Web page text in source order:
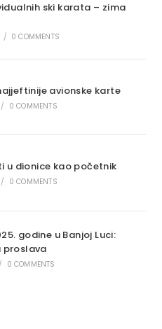
ski karata – zima
/ 0 COMMENTS
avionske karte
/ 0 COMMENTS
u dionice kao početnik
/ 0 COMMENTS
godine u Banjoj Luci:
proslava
/ 0 COMMENTS